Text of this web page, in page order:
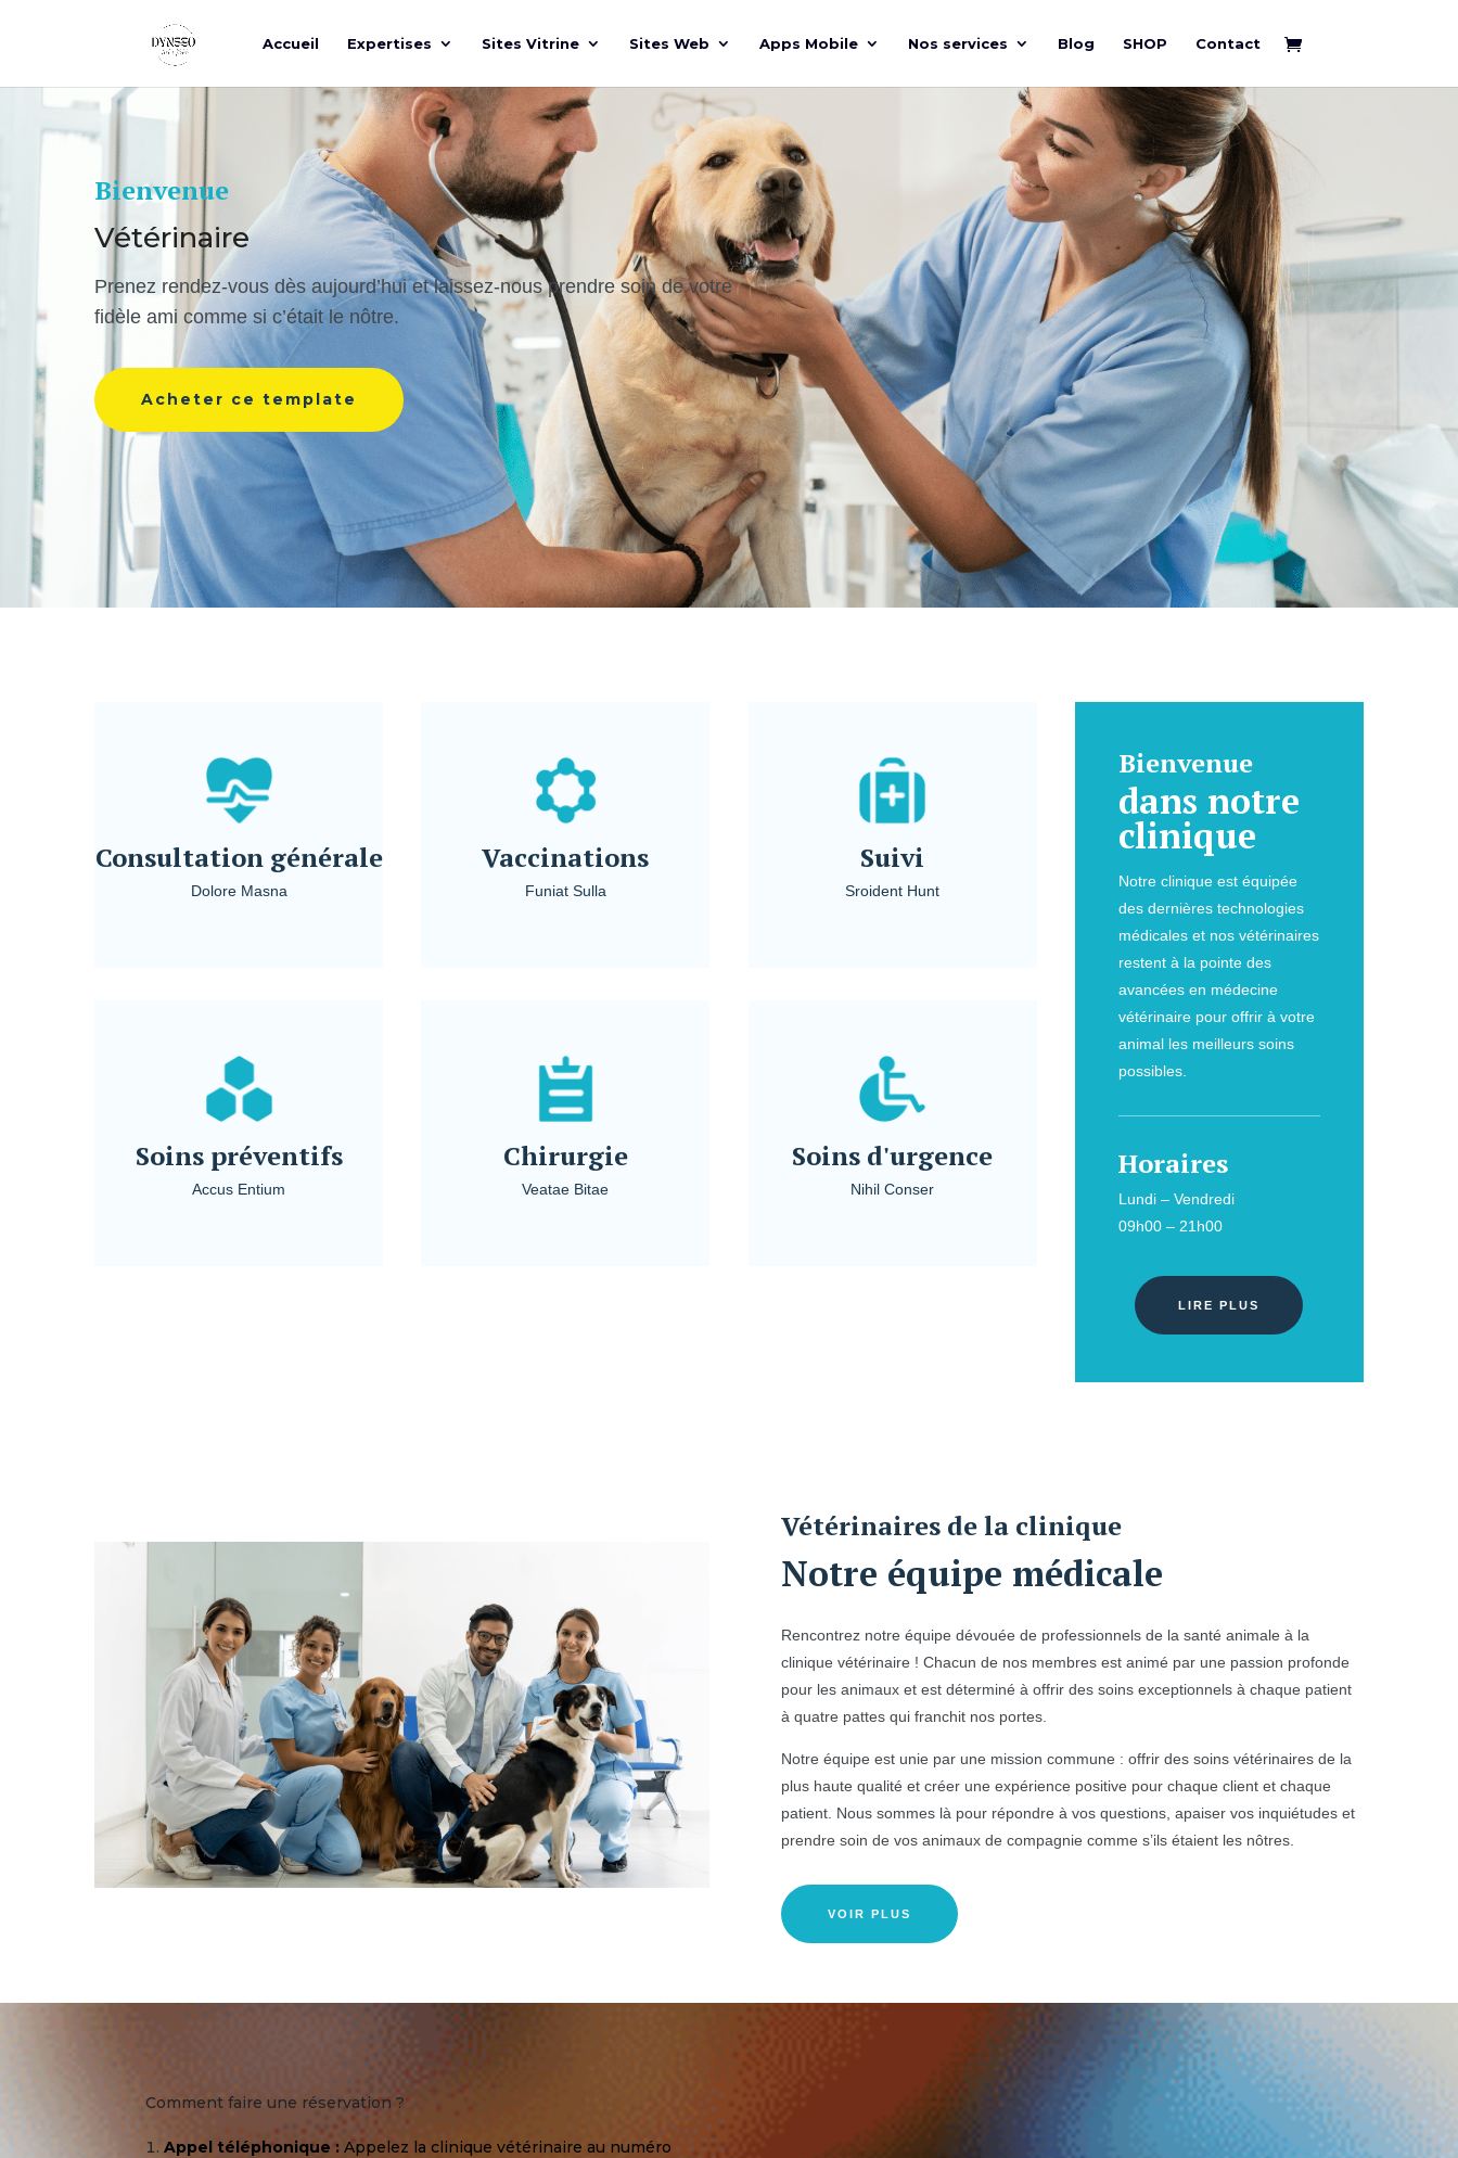
Accueil Expertises Sites Vitrine Sites Web Apps Mobile Nos services Blog SHOP Contact
Bienvenue
Vétérinaire
Prenez rendez-vous dès aujourd’hui et laissez-nous prendre soin de votre
fidèle ami comme si c’était le nôtre.
Acheter ce template
Consultation générale
Dolore Masna
Soins préventifs
Accus Entium
Vaccinations
Funiat Sulla
Chirurgie
Veatae Bitae
Suivi
Sroident Hunt
Soins d'urgence
Nihil Conser
Bienvenue
dans notre
clinique
Notre clinique est équipée
des dernières technologies
médicales et nos vétérinaires
restent à la pointe des
avancées en médecine
vétérinaire pour offrir à votre
animal les meilleurs soins
possibles.
Horaires
Lundi – Vendredi
09h00 – 21h00
LIRE PLUS
Vétérinaires de la clinique
Notre équipe médicale
Rencontrez notre équipe dévouée de professionnels de la santé animale à la
clinique vétérinaire ! Chacun de nos membres est animé par une passion profonde
pour les animaux et est déterminé à offrir des soins exceptionnels à chaque patient
à quatre pattes qui franchit nos portes.
Notre équipe est unie par une mission commune : offrir des soins vétérinaires de la
plus haute qualité et créer une expérience positive pour chaque client et chaque
patient. Nous sommes là pour répondre à vos questions, apaiser vos inquiétudes et
prendre soin de vos animaux de compagnie comme s’ils étaient les nôtres.
VOIR PLUS
Comment faire une réservation ?
Appel téléphonique : Appelez la clinique vétérinaire au numéro